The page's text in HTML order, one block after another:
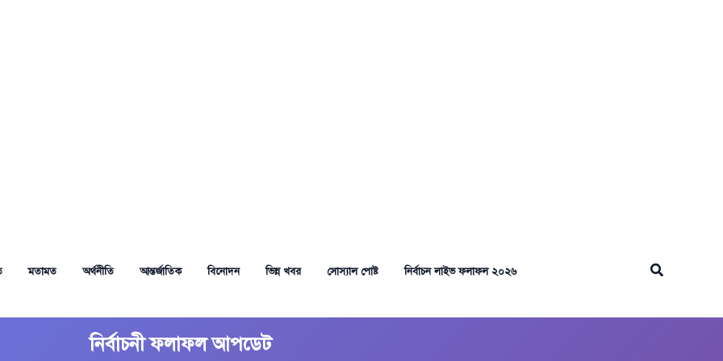
মতামত অর্থনীতি আন্তর্জাতিক বিনোদন ভিন্ন খবর সোস্যাল পোষ্ট নির্বাচন লাইভ ফলাফল ২০২৬ Search
নির্বাচনী ফলাফল আপডেট